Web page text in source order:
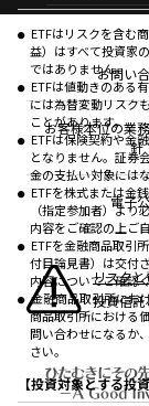
ETFはリスクを含む
益）はすべて投資家
ではありません。
ETFは値動きのある
には為替変動リスク
ことがあります。
ETFは保険契約や金
となりません。証券
金の支払い対象には
ETFを株式または金
（指定参加者）より
内容をご確認の上ご
ETFを金融商品取引
付目論見書）は交付
内容についてご確認
金融商品取引所にお
商品取引所における
問い合わせになるか
さい。
【投資対象とする投
投資信託新商
投資信託償還
ちょこっと3
有価証券届出
こだわりのイ
なしシリーズ
確定拠出年金
Nダイレクト
Goal Navi
資産形成サポー
NAMシティ
お問い合わせ
よくあるご
投資の教室
会社情報
プレスリリー
受賞歴
方針・その他
採用情報
公式キャラク
マーケットニ
商品ニュース
おしらせ
メディアお問い
お客様本位の業
針
電子
リスク
投資信